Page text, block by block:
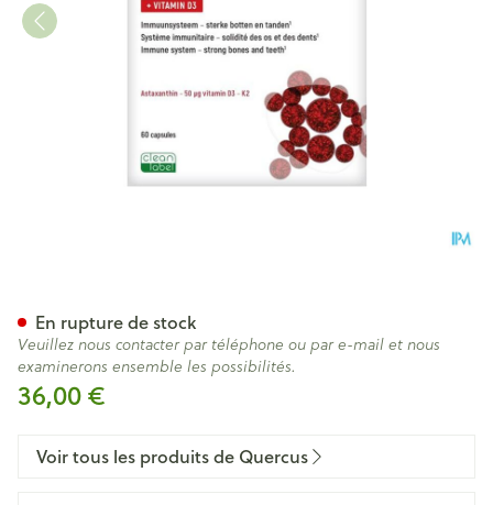
36,00 €
En rupture de stock
Veuillez nous contacter par téléphone ou par e-mail et nous
examinerons ensemble les possibilités.
Voir tous les produits de Quercus